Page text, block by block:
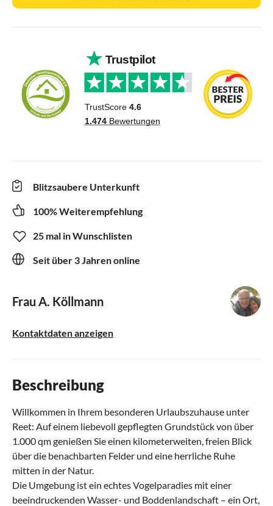
Blitzsaubere Unterkunft
100% Weiterempfehlung
25 mal in Wunschlisten
Seit über 3 Jahren online
Frau A. Köllmann
Kontaktdaten anzeigen
Beschreibung
Willkommen in Ihrem besonderen Urlaubszuhause unter
Reet: Auf einem liebevoll gepflegten Grundstück von über
1.000 qm genießen Sie einen kilometerweiten, freien Blick
über die benachbarten Felder und eine herrliche Ruhe
mitten in der Natur.
Die Umgebung ist ein echtes Vogelparadies mit einer
beeindruckenden Wasser- und Boddenlandschaft – ein Ort,